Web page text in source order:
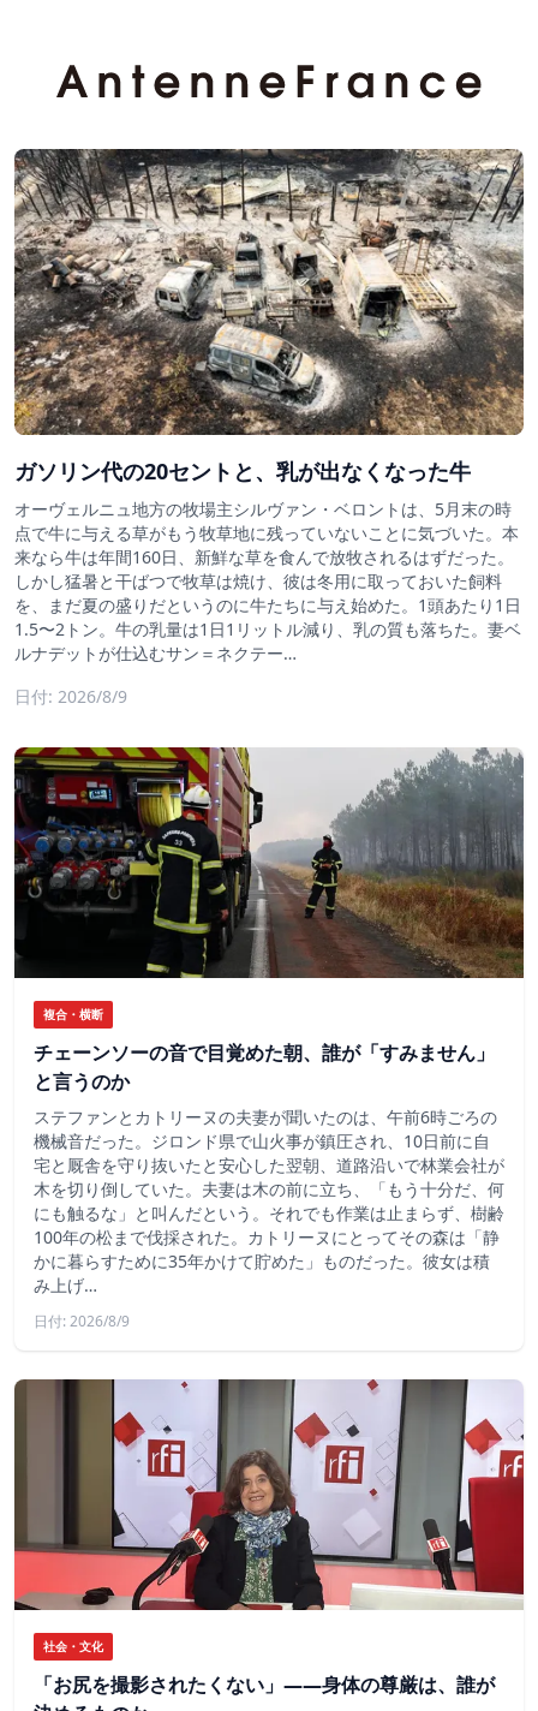
ガソリン代の20セントと、乳が出なくなった牛
オーヴェルニュ地方の牧場主シルヴァン・ベロントは、5月末の時
点で牛に与える草がもう牧草地に残っていないことに気づいた。本
来なら牛は年間160日、新鮮な草を食んで放牧されるはずだった。
しかし猛暑と干ばつで牧草は焼け、彼は冬用に取っておいた飼料
を、まだ夏の盛りだというのに牛たちに与え始めた。1頭あたり1日
1.5〜2トン。牛の乳量は1日1リットル減り、乳の質も落ちた。妻ベ
ルナデットが仕込むサン＝ネクテー…
日付: 2026/8/9
複合・横断
チェーンソーの音で目覚めた朝、誰が「すみません」
と言うのか
ステファンとカトリーヌの夫妻が聞いたのは、午前6時ごろの
機械音だった。ジロンド県で山火事が鎮圧され、10日前に自
宅と厩舎を守り抜いたと安心した翌朝、道路沿いで林業会社が
木を切り倒していた。夫妻は木の前に立ち、「もう十分だ、何
にも触るな」と叫んだという。それでも作業は止まらず、樹齢
100年の松まで伐採された。カトリーヌにとってその森は「静
かに暮らすために35年かけて貯めた」ものだった。彼女は積
み上げ…
日付: 2026/8/9
社会・文化
「お尻を撮影されたくない」――身体の尊厳は、誰が